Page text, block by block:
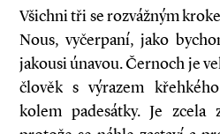
Všichni tři se rozvážným
Nous, vyčerpaní, jako
jakousi únavou. Černoch je
člověk s výrazem
kolem padesátky. Je